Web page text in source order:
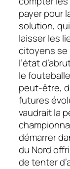
payer pour
solution,
laisser les
citoyens se
l’état
le
peut-être,
futures
vaudrait la
démarrer
du Nord
de tenter